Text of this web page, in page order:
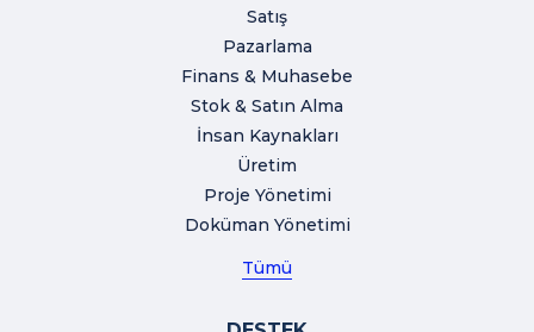
Satış
Pazarlama
Finans & Muhasebe
Stok & Satın Alma
İnsan Kaynakları
Üretim
Proje Yönetimi
Doküman Yönetimi
Tümü